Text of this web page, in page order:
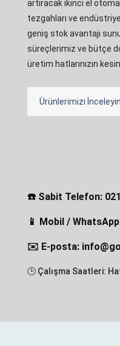
artıracak ikinci el
tezgahları ve
geniş stok avantajı
süreçlerimiz ve bütçe
üretim hatlarınızın
Ürünlerimizi İnceleyin
☎️ Sabit Telefon:
📱 Mobil /
✉️ E-posta:
🕒 Çalışma Saatleri: